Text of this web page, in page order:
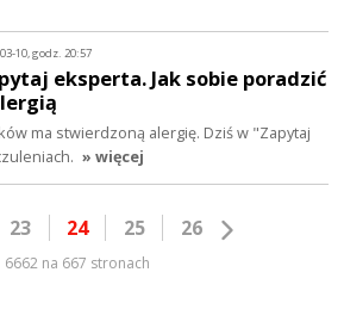
10, godz. 20:57
eksperta. Jak sobie poradzić
ma stwierdzoną alergię. Dziś w "Zapytaj
» więcej
23 24 25 26
6662 na 667 stronach